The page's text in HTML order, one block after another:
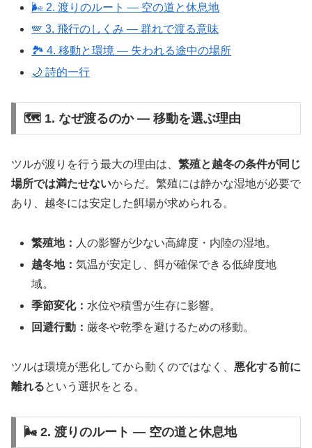
🌬️ 2. 渡りのルート ― 空の道と休息地
🪽 3. 飛行のしくみ ― 群れで渡る意味
🏞️ 4. 移動と環境 ― 失われる途中の場所
🌙 詩的一行
🗺️ 1. なぜ渡るのか ― 移動を選ぶ理由
ツルが渡りを行う最大の理由は、 繁殖と越冬の条件が同じ
場所では満たせないからだ。繁殖には静かな湿地が必要で
あり、越冬には安定した餌場が求められる。
繁殖地： 人の影響が少ない高緯度・内陸の湿地。
越冬地：気温が安定し、餌が確保できる低緯度地
域。
季節変化： 水位や積雪が生存に影響。
回避行動： 厳冬や乾季を避けるための移動。
ツルは環境が悪化してから動くのではなく、 悪化する前に
離れるという選択をとる。
🌬️ 2. 渡りのルート ― 空の道と休息地